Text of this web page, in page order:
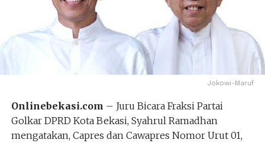
Jokowi-Maruf
Onlinebekasi.com – Juru Bicara Fraksi Partai
Golkar DPRD Kota Bekasi, Syahrul Ramadhan
mengatakan, Capres dan Cawapres Nomor Urut 01,